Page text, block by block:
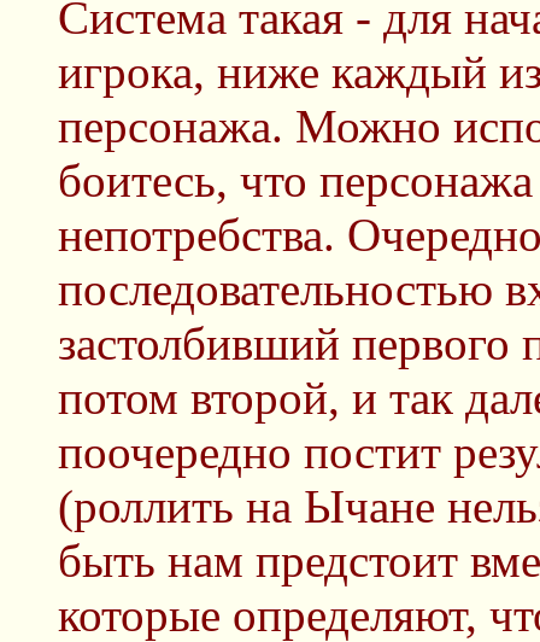
Система такая - для
игрока, ниже каждый
персонажа. Можно
боитесь, что персонажа
непотребства.
последовательностью
застолбивший
потом второй, и так
поочередно постит
(роллить на Ычане
быть нам предстоит
которые определяют,